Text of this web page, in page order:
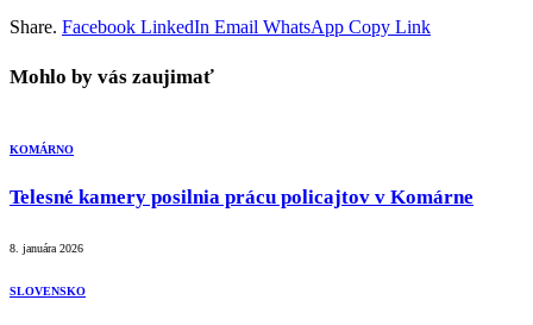
Share. Facebook LinkedIn Email WhatsApp Copy Link
Mohlo by vás zaujimať
KOMÁRNO
Telesné kamery posilnia prácu policajtov v Komárne
8. januára 2026
SLOVENSKO